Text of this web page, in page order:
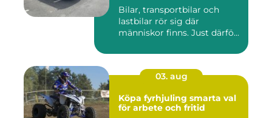
Bilar, transportbilar och
lastbilar rör sig där
människor finns. Just därfö...
03. aug
Köpa fyrhjuling smarta val
för arbete och fritid